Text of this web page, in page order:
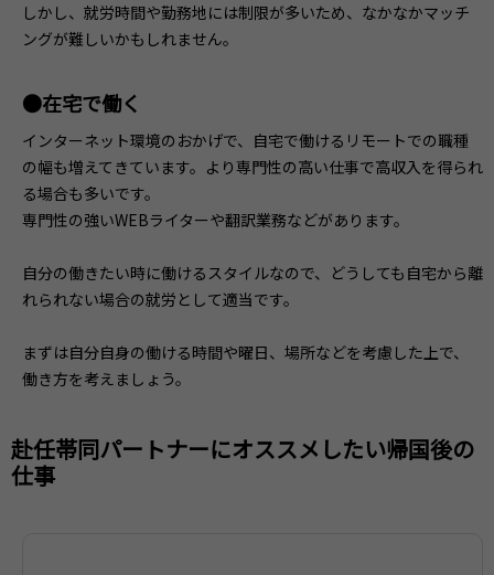
しかし、就労時間や勤務地には制限が多いため、なかなかマッチ
ングが難しいかもしれません。
●在宅で働く
インターネット環境のおかげで、自宅で働けるリモートでの職種
の幅も増えてきています。より専門性の高い仕事で高収入を得られ
る場合も多いです。
専門性の強いWEBライターや翻訳業務などがあります。
自分の働きたい時に働けるスタイルなので、どうしても自宅から離
れられない場合の就労として適当です。
まずは自分自身の働ける時間や曜日、場所などを考慮した上で、
働き方を考えましょう。
赴任帯同パートナーにオススメしたい帰国後の
仕事